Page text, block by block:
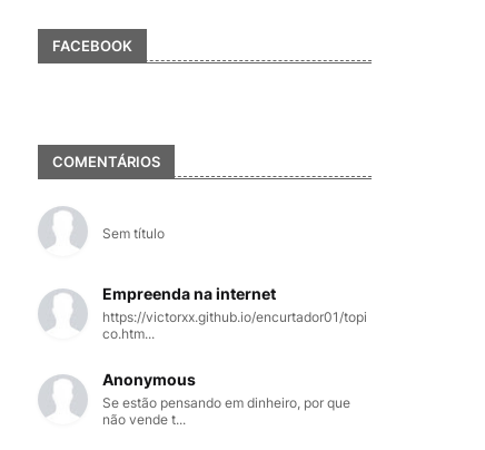
FACEBOOK
COMENTÁRIOS
Sem título
Empreenda na internet
https://victorxx.github.io/encurtador01/topi
co.htm...
Anonymous
Se estão pensando em dinheiro, por que
não vende t...